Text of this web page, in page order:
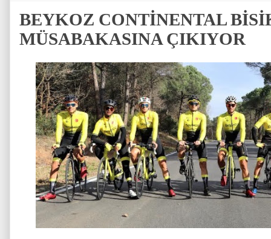
BEYKOZ CONTİNENTAL
MÜSABAKASINA ÇIKIYOR